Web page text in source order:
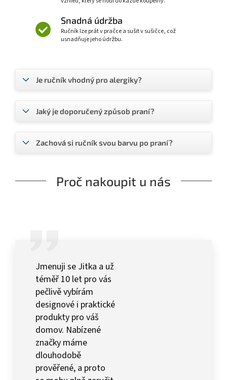
Snadná údržba
Ručník lze prát v pračce a sušit v sušičce, což
usnadňuje jeho údržbu.
Je ručník vhodný pro alergiky?
Jaký je doporučený způsob praní?
Zachová si ručník svou barvu po praní?
Proč nakoupit u nás
Jmenuji se Jitka a už
téměř 10 let pro vás
pečlivě vybírám
designové i praktické
produkty pro váš
domov. Nabízené
značky máme
dlouhodobě
prověřené, a proto